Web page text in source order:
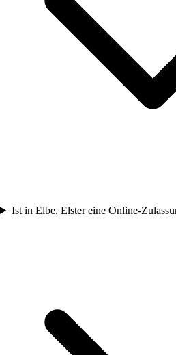
Ist in Elbe, Elster eine Online-